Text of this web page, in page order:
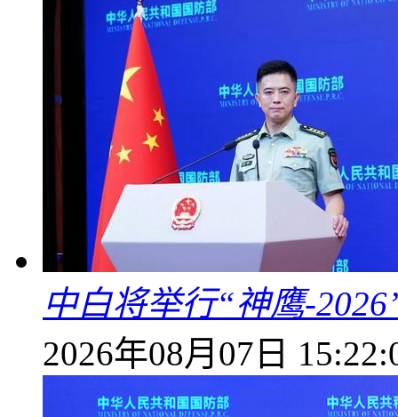
中白将举行“神鹰-
2026年08月07日